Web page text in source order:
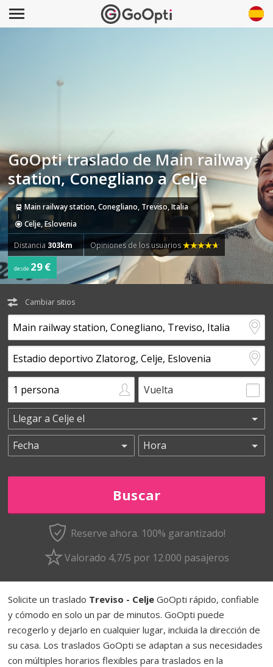
GoOpti traslado de Main railway
station, Conegliano a Celje
Main railway station, Conegliano, Treviso, Italia
Celje, Eslovenia
Distancia 303km Opiniones de los usuarios
desde 29 €
Cambiar sitios
Vuelta
Reserve ahora. 100% garantizado!
Valorado 4,7/5 por 12.000 pasajeros
Solicite un traslado Treviso - Celje GoOpti rápido, confiable
y cómodo en solo un par de minutos. GoOpti puede
recogerlo y dejarlo en cualquier lugar, incluida la dirección de
su casa. Los traslados GoOpti se adaptan a sus necesidades
con múltiples horarios flexibles para traslados en la